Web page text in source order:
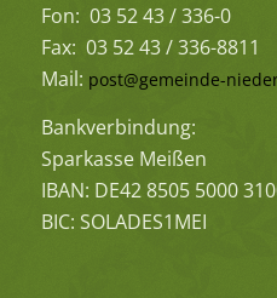
Fon: 03 52 43 / 336-0
Fax: 03 52 43 / 336-8811
Mail: post@gemeinde-
Bankverbindung:
Sparkasse Meißen
IBAN: DE42 8505 5000
BIC: SOLADES1MEI